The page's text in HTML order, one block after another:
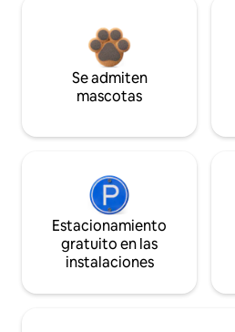
Se admiten
mascotas
Estacionamiento
gratuito en las
instalaciones